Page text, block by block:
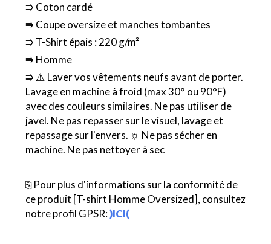
⭆ Coton cardé
⭆ Coupe oversize et manches tombantes
⭆ T-Shirt épais : 220 g/m²
⭆ Homme
⭆ ⚠️ Laver vos vêtements neufs avant de porter.
Lavage en machine à froid (max 30° ou 90°F)
avec des couleurs similaires. Ne pas utiliser de
javel. Ne pas repasser sur le visuel, lavage et
repassage sur l'envers. ☼ Ne pas sécher en
machine. Ne pas nettoyer à sec
⎘ Pour plus d'informations sur la conformité de
ce produit [T-shirt Homme Oversized], consultez
notre profil GPSR:)ICI(